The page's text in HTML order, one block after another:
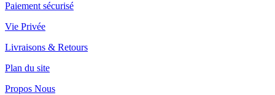
Paiement sécurisé
Vie Privée
Livraisons & Retours
Plan du site
Propos Nous